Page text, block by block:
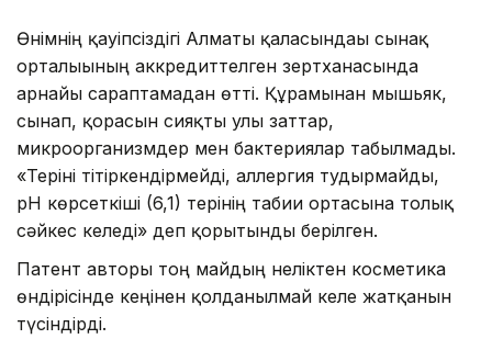
Өнімнің қауіпсіздігі Алматы қаласындағы сынақ
орталығының аккредиттелген зертханасында
арнайы сараптамадан өтті. Құрамынан мышьяк,
сынап, қорғасын сияқты улы заттар,
микроорганизмдер мен бактериялар табылмады.
«Теріні тітіркендірмейді, аллергия тудырмайды,
pH көрсеткіші (6,1) терінің табиғи ортасына толық
сәйкес келеді» деп қорытынды берілген.
Патент авторы тоң майдың неліктен косметика
өндірісінде кеңінен қолданылмай келе жатқанын
түсіндірді.